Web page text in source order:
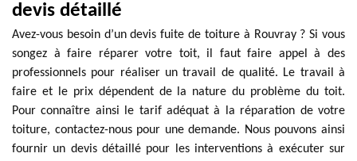
devis détaillé
Avez-vous besoin d’un devis fuite de toiture à Rouvray ? Si vous
songez à faire réparer votre toit, il faut faire appel à des
professionnels pour réaliser un travail de qualité. Le travail à
faire et le prix dépendent de la nature du problème du toit.
Pour connaître ainsi le tarif adéquat à la réparation de votre
toiture, contactez-nous pour une demande. Nous pouvons ainsi
fournir un devis détaillé pour les interventions à exécuter sur